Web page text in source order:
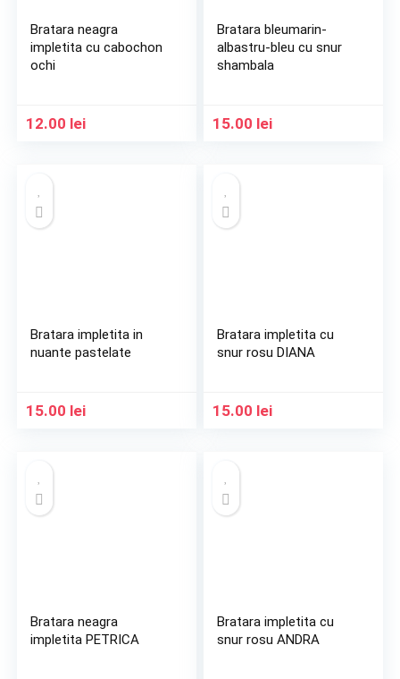
Bratara neagra
impletita cu cabochon
ochi
12.00 lei
Bratara bleumarin-
albastru-bleu cu snur
shambala
15.00 lei
Bratara impletita in
nuante pastelate
15.00 lei
Bratara impletita cu
snur rosu DIANA
15.00 lei
Bratara neagra
impletita PETRICA
Bratara impletita cu
snur rosu ANDRA